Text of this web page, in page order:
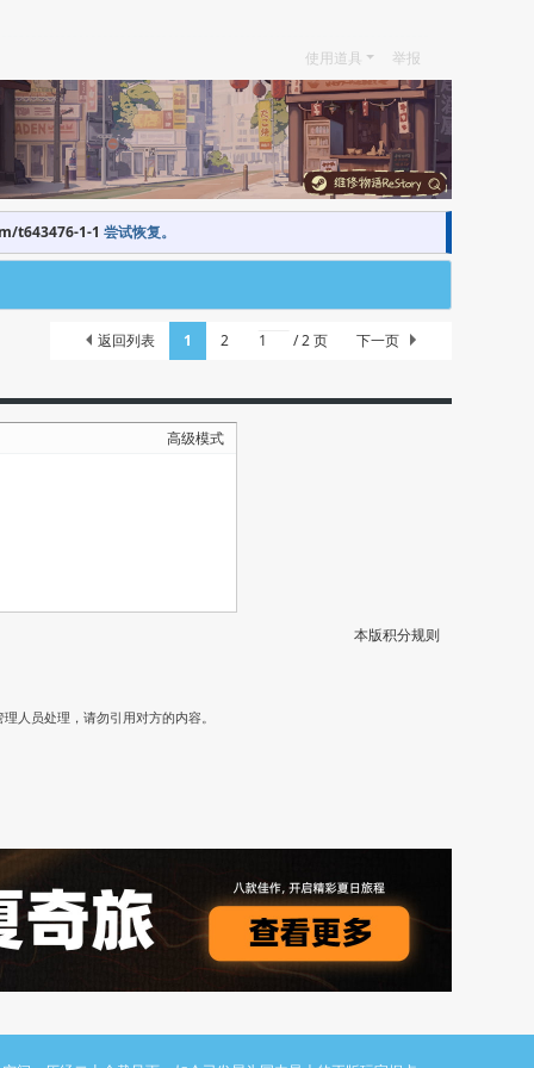
使用道具 举报
t643476-1-1 尝试恢复。
1 2 / 2 页 下一页
返回列表
高级模式
本版积分规则
理人员处理，请勿引用对方的内容。